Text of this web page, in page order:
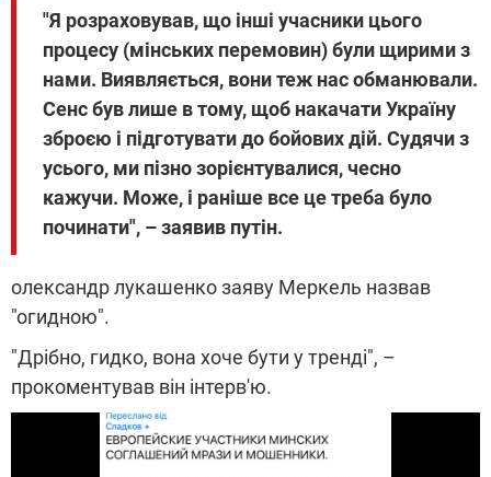
"Я розраховував, що інші учасники цього
процесу (мінських перемовин) були щирими з
нами. Виявляється, вони теж нас обманювали.
Сенс був лише в тому, щоб накачати Україну
зброєю і підготувати до бойових дій. Судячи з
усього, ми пізно зорієнтувалися, чесно
кажучи. Може, і раніше все це треба було
починати", – заявив путін.
олександр лукашенко заяву Меркель назвав
"огидною".
"Дрібно, гидко, вона хоче бути у тренді", –
прокоментував він інтерв'ю.